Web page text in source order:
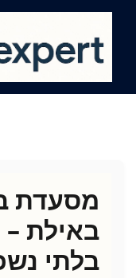
content
מסעדת
באילת –
בלתי